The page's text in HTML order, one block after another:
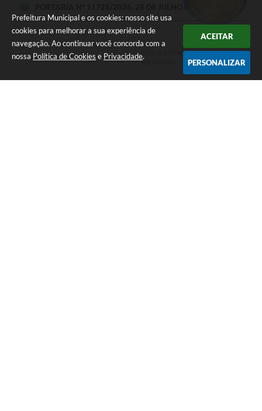
Prefeitura Municipal e os cookies: nosso site usa
cookies para melhorar a sua experiência de
navegação. Ao continuar você concorda com a
nossa Política de Cookies e Privacidade.
ACEITAR
PERSONALIZAR
GOSTEI NÃO GOSTEI
Seja o primeiro a curtir esta
legislação.